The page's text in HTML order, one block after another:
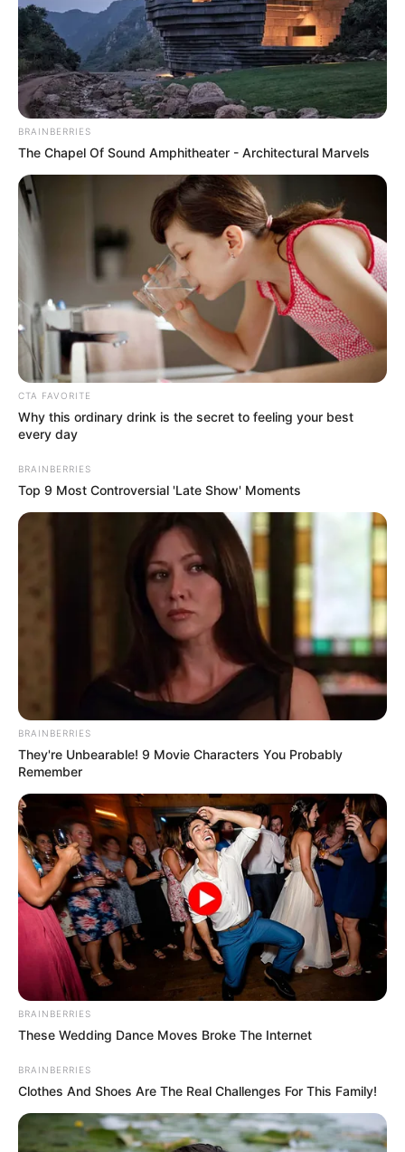
adtak ki figyelmeztetést
Hirdetés
Facebook Twitter Messenger
Fotó: MTI/Donka Ferenc
Felhőszakadás, jégeső: a meteorológia riasztást
adott ki Pest megyére is
A nyári időjárás mellett heves zivatarok, jégeső és
felhőszakadás is veszélyt jelenthet kedden, ezért az
Országos Meteorológiai Szolgálat hat megyére
figyelmeztetést adott ki. A riasztás Pest megyét is
érinti, különösen a Dunakanyar térségében lehet
számítani nagy mennyiségű csapadékra.
A met.hu tájékoztatása szerint a délelőtti órákban
főként a Dunántúl északkeleti részein, valamint az
Északi-középhegység nyugati, északnyugati
helyenként felhőszakadással (15–30 mm eső)
környékén lehet számítani intenzív esőre.
BRAINBERRIES
The Chapel Of Sound Amphitheater - Architectural Marvels
CTA FAVORITE
Why this ordinary drink is the secret to feeling your best
every day
BRAINBERRIES
Top 9 Most Controversial 'Late Show' Moments
BRAINBERRIES
They're Unbearable! 9 Movie Characters You Probably
Remember
BRAINBERRIES
These Wedding Dance Moves Broke The Internet
BRAINBERRIES
Clothes And Shoes Are The Real Challenges For This Family!